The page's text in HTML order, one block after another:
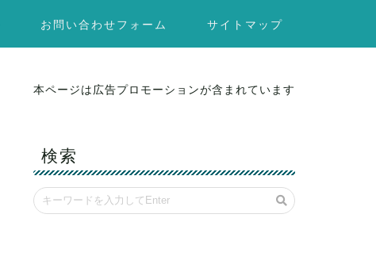
お問い合わせフォーム サイトマップ
本ページは広告プロモーションが含まれています
検索